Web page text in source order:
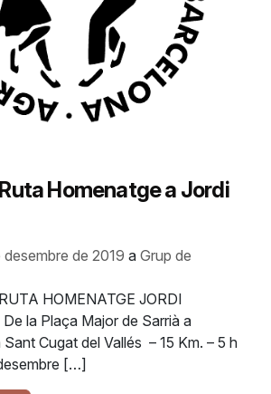
Homenatge a Jordi
desembre de 2019 a Grup de
HOMENATGE JORDI
la Plaça Major de Sarrià a
Cugat del Vallés – 15 Km. – 5 h
[…]